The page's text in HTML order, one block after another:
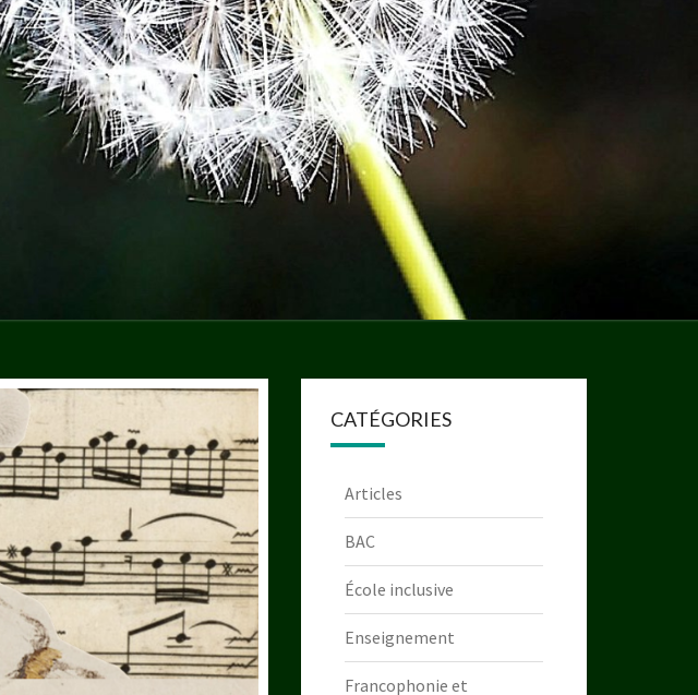
CATÉGORIES
Articles
BAC
École inclusive
Enseignement
Francophonie et